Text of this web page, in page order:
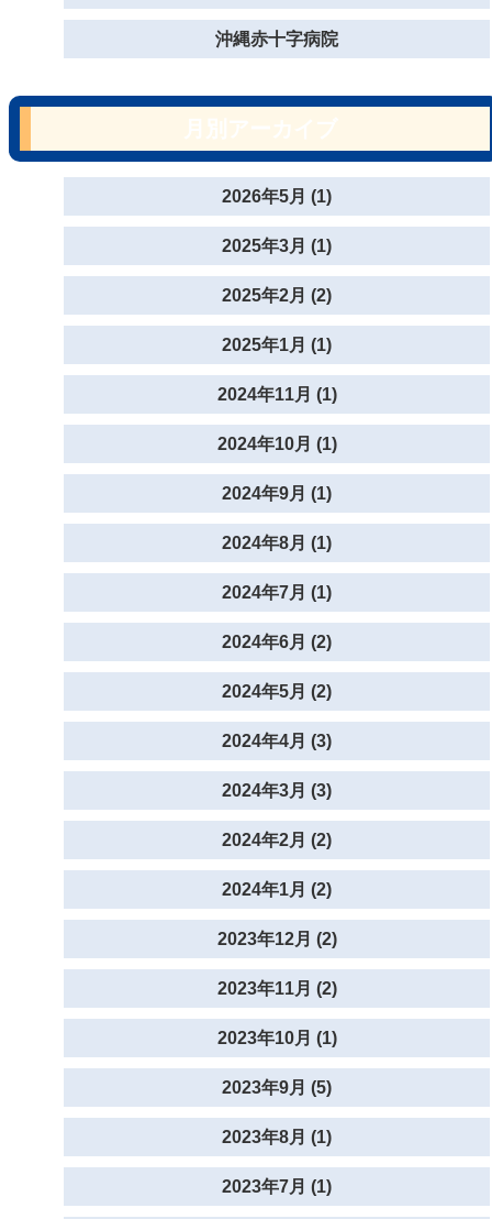
沖縄赤十字病院
2026年5月 (1)
2025年3月 (1)
2025年2月 (2)
2025年1月 (1)
2024年11月 (1)
2024年10月 (1)
2024年9月 (1)
2024年8月 (1)
2024年7月 (1)
2024年6月 (2)
2024年5月 (2)
2024年4月 (3)
2024年3月 (3)
2024年2月 (2)
2024年1月 (2)
2023年12月 (2)
2023年11月 (2)
2023年10月 (1)
2023年9月 (5)
2023年8月 (1)
2023年7月 (1)